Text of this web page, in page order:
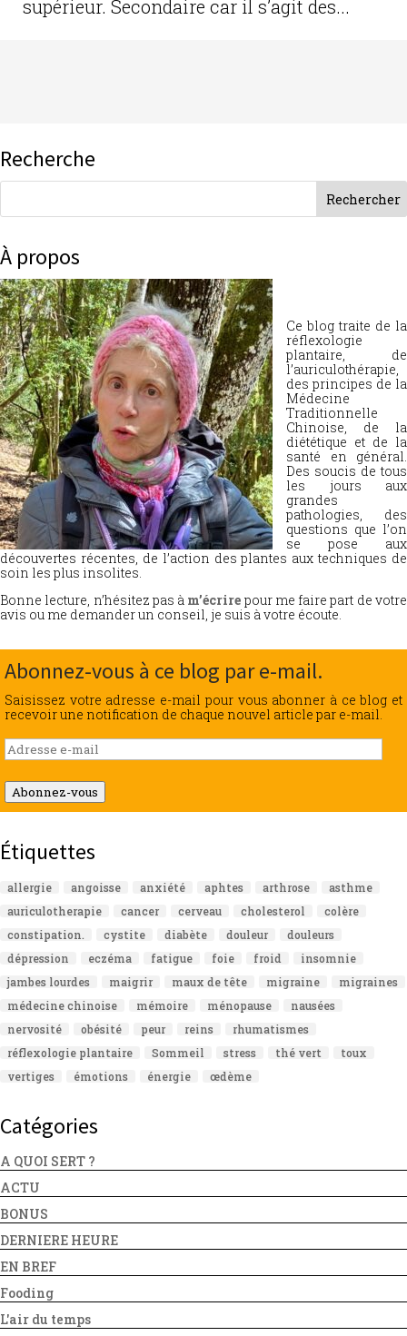
supérieur. Secondaire car il s’agit des...
Recherche
À propos
Ce blog traite de la
réflexologie
plantaire, de
l’auriculothérapie,
des principes de la
Médecine
Traditionnelle
Chinoise, de la
diététique et de la
santé en général.
Des soucis de tous
les jours aux
grandes
pathologies, des
questions que l’on
se pose aux
découvertes récentes, de l’action des plantes aux techniques de
soin les plus insolites.
Bonne lecture, n’hésitez pas à m’écrire pour me faire part de votre
avis ou me demander un conseil, je suis à votre écoute.
Abonnez-vous à ce blog par e-mail.
Saisissez votre adresse e-mail pour vous abonner à ce blog et
recevoir une notification de chaque nouvel article par e-mail.
Adresse
e-
mail
Abonnez-vous
Étiquettes
allergie angoisse anxiété aphtes arthrose
asthme
auriculotherapie
cancer cerveau cholesterol
colère
constipation.
cystite diabète douleur
douleurs
dépression
eczéma fatigue foie froid
insomnie
jambes lourdes
maigrir maux de tête migraine
migraines
médecine chinoise
mémoire ménopause
nausées
nervosité
obésité peur reins
rhumatismes
réflexologie plantaire
Sommeil stress thé vert
toux
vertiges
émotions énergie œdème
Catégories
A QUOI SERT ?
ACTU
BONUS
DERNIERE HEURE
EN BREF
Fooding
L'air du temps